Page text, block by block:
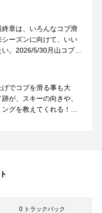
終章は、いろんなコブ滑
シーズンに向けて、いい
。2026/5/30月山コブレ
でコブを滑る事も大
が、スキーの向きや、
グを教えてくれる！
0 トラックバック